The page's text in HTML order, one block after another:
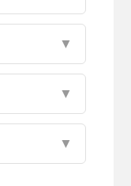
▼
▼
▼